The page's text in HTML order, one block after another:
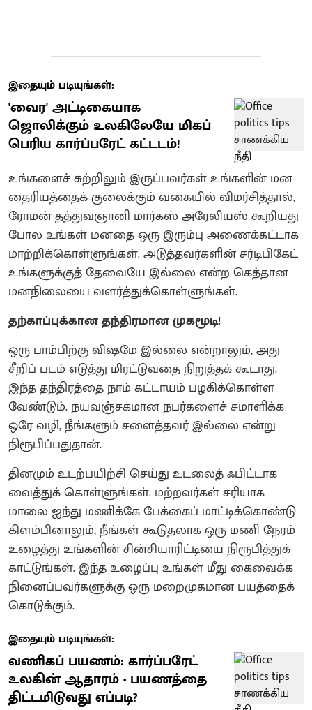
இதையும் படியுங்கள்:
'வைர' அட்டிகையாக
ஜொலிக்கும் உலகிலேயே மிகப்
பெரிய கார்ப்பரேட் கட்டடம்!
உங்களைச் சுற்றிலும் இருப்பவர்கள் உங்களின் மன
தைரியத்தைக் குலைக்கும் வகையில் விமர்சித்தால்,
ரோமன் தத்துவஞானி மார்கஸ் அரேலியஸ் கூறியது
போல உங்கள் மனதை ஒரு இரும்பு அணைக்கட்டாக
மாற்றிக்கொள்ளுங்கள். அடுத்தவர்களின் சர்டிபிகேட்
உங்களுக்குத் தேவையே இல்லை என்ற கெத்தான
மனநிலையை வளர்த்துக்கொள்ளுங்கள்.
தற்காப்புக்கான தந்திரமான முகமூடி!
ஒரு பாம்பிற்கு விஷமே இல்லை என்றாலும், அது
சீறிப் படம் எடுத்து மிரட்டுவதை நிறுத்தக் கூடாது.
இந்த தந்திரத்தை நாம் கட்டாயம் பழகிக்கொள்ள
வேண்டும். நயவஞ்சகமான நபர்களைச் சமாளிக்க
ஒரே வழி, நீங்களும் சளைத்தவர் இல்லை என்று
நிரூபிப்பதுதான்.
தினமும் உடற்பயிற்சி செய்து உடலைத் ஃபிட்டாக
வைத்துக் கொள்ளுங்கள். மற்றவர்கள் சரியாக
மாலை ஐந்து மணிக்கே பேக்கைப் மாட்டிக்கொண்டு
கிளம்பினாலும், நீங்கள் கூடுதலாக ஒரு மணி நேரம்
உழைத்து உங்களின் சின்சியாரிட்டியை நிரூபித்துக்
காட்டுங்கள். இந்த உழைப்பு உங்கள் மீது கைவைக்க
நினைப்பவர்களுக்கு ஒரு மறைமுகமான பயத்தைக்
கொடுக்கும்.
இதையும் படியுங்கள்:
வணிகப் பயணம்: கார்ப்பரேட்
உலகின் ஆதாரம் - பயணத்தை
திட்டமிடுவது எப்படி?